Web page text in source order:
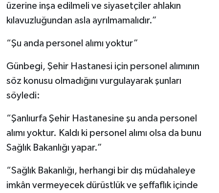
üzerine inşa edilmeli ve siyasetçiler ahlakın
kılavuzluğundan asla ayrılmamalıdır.”
“Şu anda personel alımı yoktur”
Günbegi, Şehir Hastanesi için personel alımının
söz konusu olmadığını vurgulayarak şunları
söyledi:
“Şanlıurfa Şehir Hastanesine şu anda personel
alımı yoktur. Kaldı ki personel alımı olsa da bunu
Sağlık Bakanlığı yapar.”
“Sağlık Bakanlığı, herhangi bir dış müdahaleye
imkân vermeyecek dürüstlük ve şeffaflık içinde